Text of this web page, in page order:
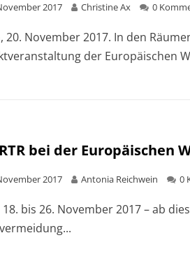
2017 Christine Ax 0
20. November 2017. In den
der Europäischen
bei der Europäischen
2017 Antonia Reichwein 0
bis 26. November 2017 – ab